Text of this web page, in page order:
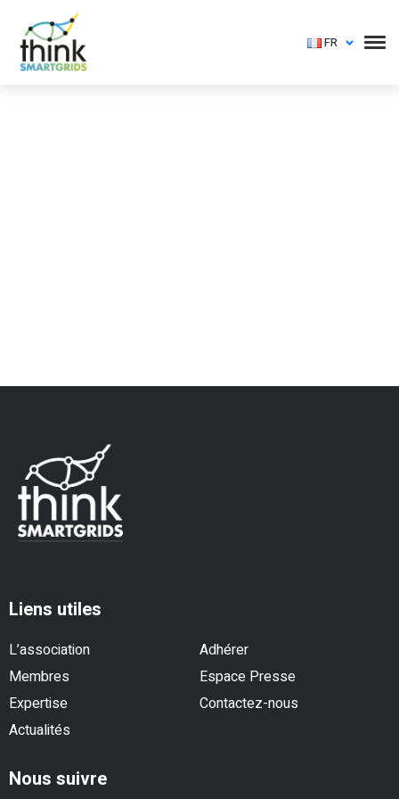
FR
Vous devez vous identifier pour voir cet événement
Liens utiles
L’association
Adhérer
Membres
Espace Presse
Expertise
Contactez-nous
Actualités
Nous suivre